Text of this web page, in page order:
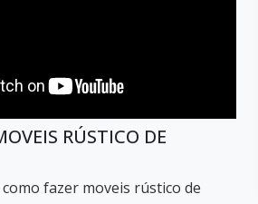
RÚSTICO DE
fazer moveis rústico de